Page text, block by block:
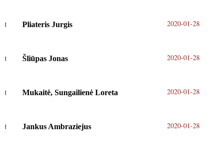
Pliateris Jurgis 2020-01-28
Šliūpas Jonas 2020-01-28
Mukaitė, Sungailienė Loreta 2020-01-28
Jankus Ambraziejus 2020-01-28